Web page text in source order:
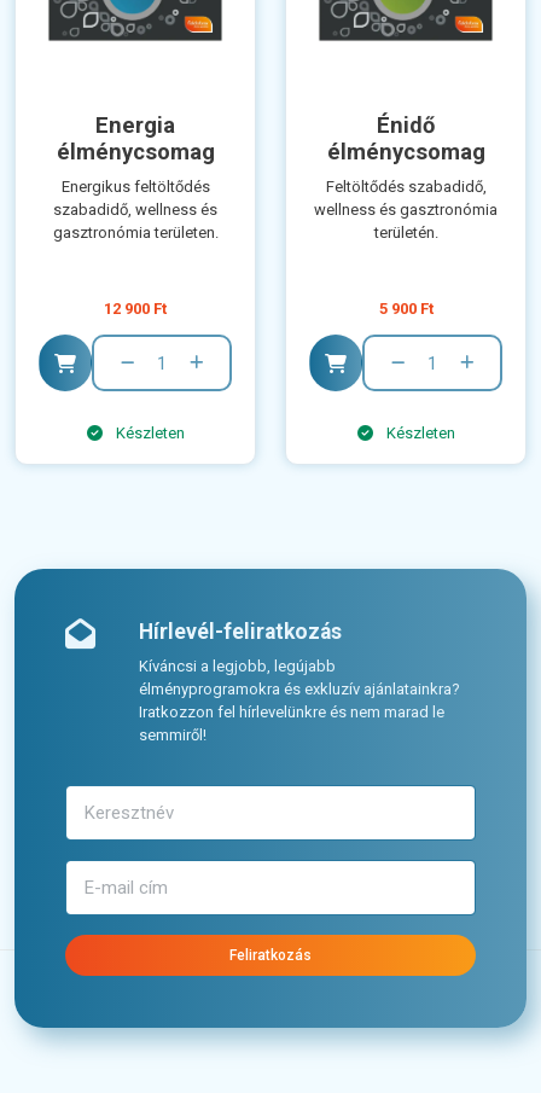
Energia
élménycsomag
Energikus feltöltődés
szabadidő, wellness és
gasztronómia területen.
12 900 Ft
Készleten
Énidő
élménycsomag
Feltöltődés szabadidő,
wellness és gasztronómia
területén.
5 900 Ft
Készleten
Hírlevél-feliratkozás
Kíváncsi a legjobb, legújabb
élményprogramokra és exkluzív ajánlatainkra?
Iratkozzon fel hírlevelünkre és nem marad le
semmiről!
Feliratkozás